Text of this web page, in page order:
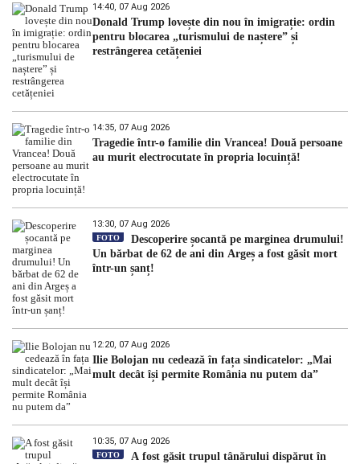
14:40, 07 Aug 2026
Donald Trump lovește din nou în imigrație: ordin
pentru blocarea „turismului de naștere” și
restrângerea cetățeniei
14:35, 07 Aug 2026
Tragedie într-o familie din Vrancea! Două persoane
au murit electrocutate în propria locuință!
13:30, 07 Aug 2026
FOTO
Descoperire șocantă pe marginea drumului!
Un bărbat de 62 de ani din Argeș a fost găsit mort
într-un șanț!
12:20, 07 Aug 2026
Ilie Bolojan nu cedează în fața sindicatelor: „Mai
mult decât își permite România nu putem da”
10:35, 07 Aug 2026
FOTO
A fost găsit trupul tânărului dispărut în